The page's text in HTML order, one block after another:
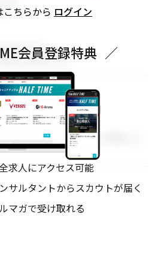
方
組める方
心をお持ちの方
強化するためのメンバーを募集しま
ちらから ログイン
会員登録特典 ／
求人にアクセス可能
サルタントからスカウトが届く
マガで受け取れる